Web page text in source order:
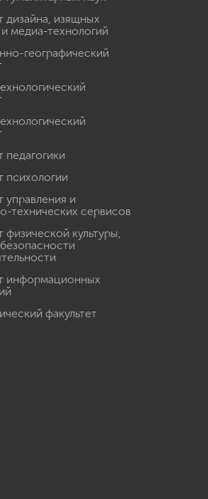
дизайна, изящных
медиа-технологий
географический
педагогики
психологии
управления и
технических сервисов
физической культуры,
информационных
факультет